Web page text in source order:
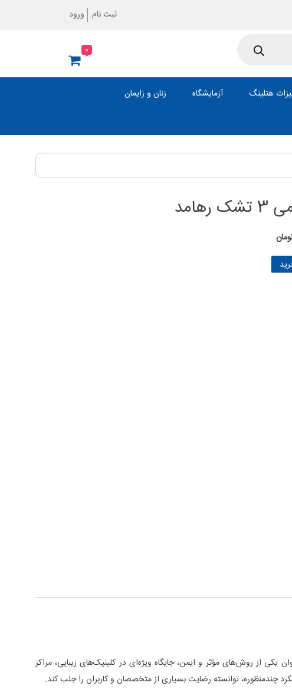
ثبت نام ورود
0
هتلینگ آزمایشگاه
زنان و زایمان
تومان
قیمت
فعلی
از روش‌های مؤثر و ایمن، جایگاه ویژه‌ای در کلینیک‌های زیبایی، مراکز
چندمنظوره، توانسته رضایت بسیاری از متخصصان و کاربران را جلب کند.